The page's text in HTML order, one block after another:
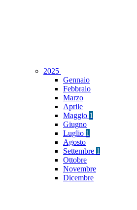
2025
Gennaio
Febbraio
Marzo
Aprile
Maggio 1
Giugno
Luglio 1
Agosto
Settembre 1
Ottobre
Novembre
Dicembre